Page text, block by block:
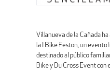
Villanueva de la Cañada
la I Bike Feston, un evento
destinado al público
Bike y Du Cross Event